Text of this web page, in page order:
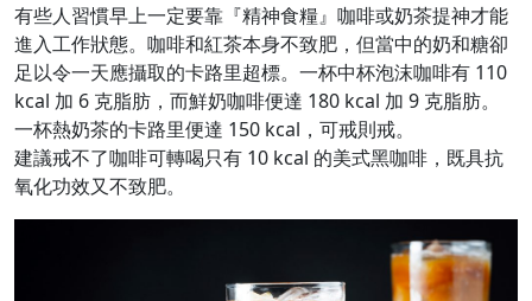
有些人習慣早上一定要靠『精神食糧』咖啡或奶茶提神才能
進入工作狀態。咖啡和紅茶本身不致肥，但當中的奶和糖卻
足以令一天應攝取的卡路里超標。一杯中杯泡沫咖啡有 110
kcal 加 6 克脂肪，而鮮奶咖啡便達 180 kcal 加 9 克脂肪。
一杯熱奶茶的卡路里便達 150 kcal，可戒則戒。
建議戒不了咖啡可轉喝只有 10 kcal 的美式黑咖啡，既具抗
氧化功效又不致肥。